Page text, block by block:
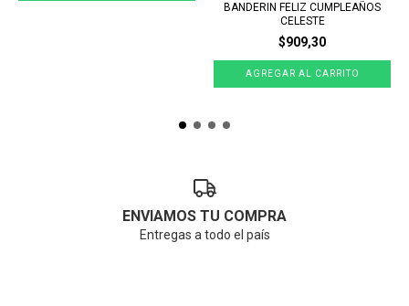
BANDERIN FELIZ CUMPLEAÑOS
CELESTE
$909,30
ENVIAMOS TU COMPRA
Entregas a todo el país